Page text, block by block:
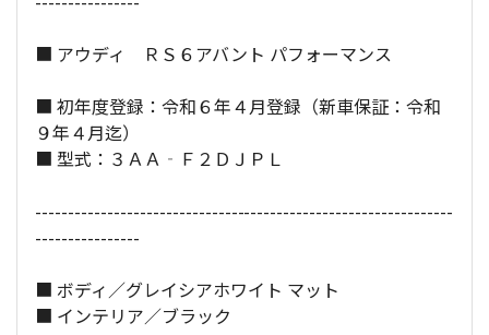
全長×全幅×全高：499 ×196 ×148[cm]
■ アウディ ＲＳ６アバント パフォーマンス
■ 初年度登録：令和６年４月登録（新車保証：令和
９年４月迄）
■ 型式：３ＡＡ‐Ｆ２ＤＪＰＬ
----------------------------------------------------------------
----------------
■ ボディ／グレイシアホワイト マット
■ インテリア／ブラック